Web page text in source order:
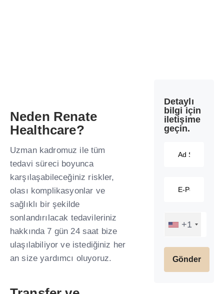
Neden Renate
Healthcare?
Uzman kadromuz ile tüm
tedavi süreci boyunca
karşılaşabileceğiniz riskler,
olası komplikasyonlar ve
sağlıklı bir şekilde
sonlandırılacak tedavileriniz
hakkında 7 gün 24 saat bize
ulaşılabiliyor ve istediğiniz her
an size yardımcı oluyoruz.
Detaylı
bilgi için
iletişime
geçin.
+1